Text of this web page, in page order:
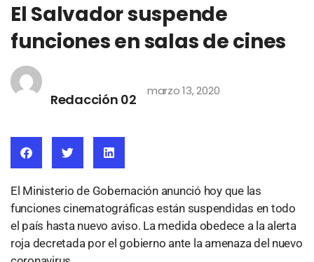
El Salvador suspende
funciones en salas de cines
Redacción 02
marzo 13, 2020
El Ministerio de Gobernación anunció hoy que las
funciones cinematográficas están suspendidas en todo
el país hasta nuevo aviso. La medida obedece a la alerta
roja decretada por el gobierno ante la amenaza del nuevo